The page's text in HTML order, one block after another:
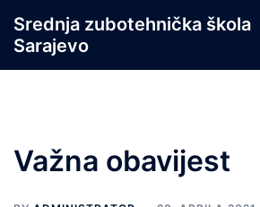
content
Srednja zubotehnička škola
Sarajevo
Važna obavijest